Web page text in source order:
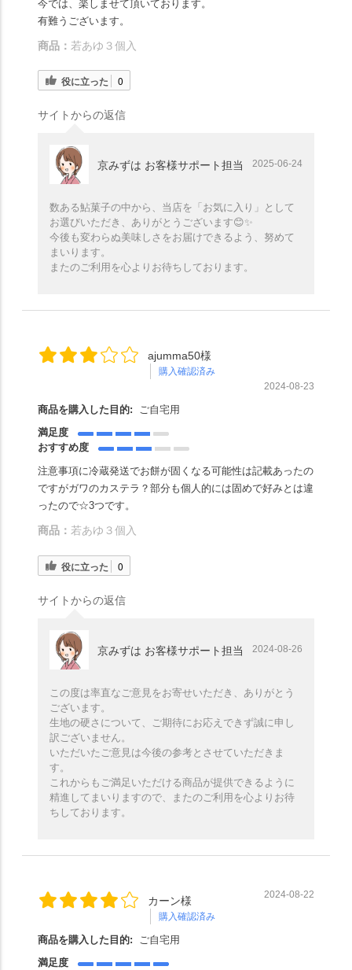
今では、楽しませて頂いております。
有難うございます。
商品： 若あゆ３個入
役に立った 0
サイトからの返信
京みずは お客様サポート担当 2025-06-24
数ある鮎菓子の中から、当店を「お気に入り」として
お選びいただき、ありがとうございます😊✨️
今後も変わらぬ美味しさをお届けできるよう、努めて
まいります。
またのご利用を心よりお待ちしております。
ajumma50様
購入確認済み
2024-08-23
商品を購入した目的:
ご自宅用
満足度
おすすめ度
注意事項に冷蔵発送でお餅が固くなる可能性は記載あったの
ですがガワのカステラ？部分も個人的には固めで好みとは違
ったので☆3つです。
商品： 若あゆ３個入
役に立った 0
サイトからの返信
京みずは お客様サポート担当 2024-08-26
この度は率直なご意見をお寄せいただき、ありがとう
ございます。
生地の硬さについて、ご期待にお応えできず誠に申し
訳ございません。
いただいたご意見は今後の参考とさせていただきま
す。
これからもご満足いただける商品が提供できるように
精進してまいりますので、またのご利用を心よりお待
ちしております。
カーン様
購入確認済み
2024-08-22
商品を購入した目的:
ご自宅用
満足度